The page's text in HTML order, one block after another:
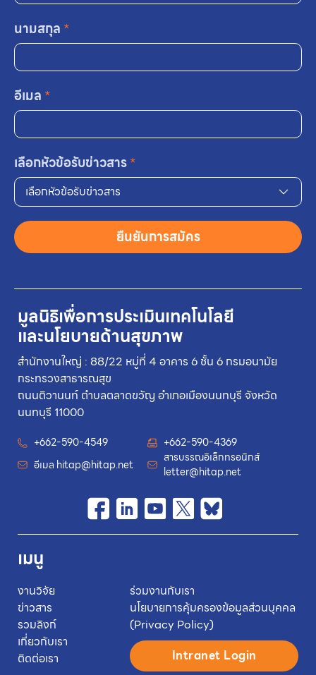
มูลนิธิเพื่อการประเมินเทคโนโลยี
และนโยบายด้านสุขภาพ
สำนักงานใหญ่ : 88/22 หมู่ที่ 4 อาคาร 6 ชั้น 6 กรมอนามัย
กระทรวงสาธารณสุข
ถนนติวานนท์ ตำบลตลาดขวัญ อำเภอเมืองนนทบุรี จังหวัด
นนทบุรี 11000
+662-590-4549
+662-590-4369
อีเมล hitap@hitap.net
สารบรรณอิเล็กทรอนิกส์
letter@hitap.net
เมนู
งานวิจัย
ข่าวสาร
รวมลิงก์
เกี่ยวกับเรา
ติดต่อเรา
ร่วมงานกับเรา
นโยบายการคุ้มครองข้อมูลส่วนบุคคล
(Privacy Policy)
Intranet Login
นามสกุล *
อีเมล *
เลือกหัวข้อรับข่าวสาร*
เลือกหัวข้อรับข่าวสาร
ยืนยันการสมัคร